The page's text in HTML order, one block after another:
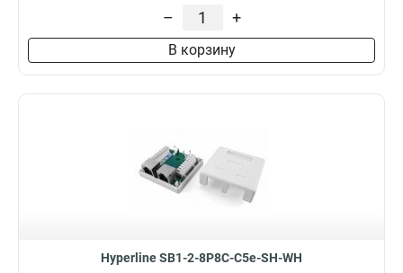
– +
В корзину
Hyperline SB1-2-8P8C-C5e-SH-WH